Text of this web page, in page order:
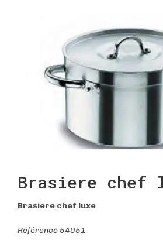
Brasiere chef
Brasiere chef luxe
Référence 54051